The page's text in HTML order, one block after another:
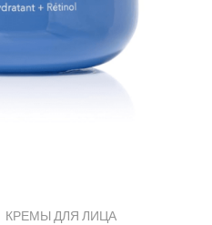
КРЕМЫ ДЛЯ ЛИЦА